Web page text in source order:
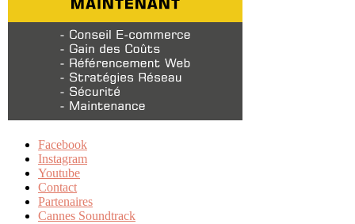
Facebook
Instagram
Youtube
Contact
Partenaires
Cannes Soundtrack